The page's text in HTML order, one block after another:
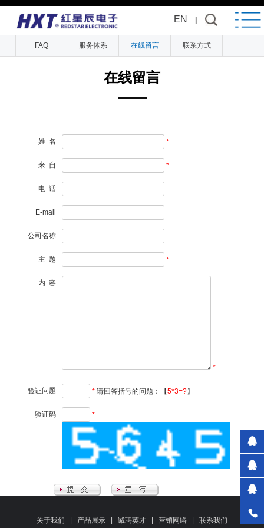
EN |
FAQ 服务体系 在线留言 联系方式
在线留言
姓 名 *
来 自 *
电 话
E-mail
公司名称
主 题 *
内 容
*
验证问题 *请回答括号的问题：【5*3=?】
验证码 *
关于我们 产品展示 诚聘英才 营销网络 联系我们